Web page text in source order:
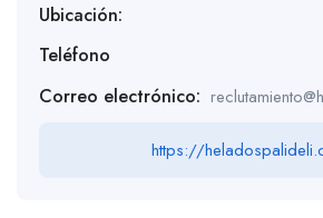
Ubicación:
Teléfono
Correo electrónico:
https://